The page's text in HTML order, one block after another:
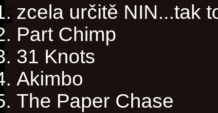
zcela určitě NIN...tak
Part Chimp
31 Knots
Akimbo
The Paper Chase